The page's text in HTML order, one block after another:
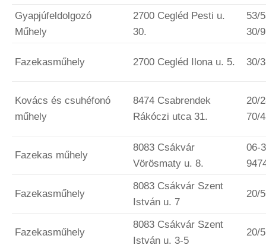
Gyapjúfeldolgozó
Műhely
2700 Cegléd Pesti u.
30.
53/
30/
Fazekasműhely 2700 Cegléd Ilona u. 5. 30/
Kovács és csuhéfonó
műhely
8474 Csabrendek
Rákóczi utca 31.
20/
70/
Fazekas műhely
8083 Csákvár
Vörösmaty u. 8.
06-
Fazekasműhely
8083 Csákvár Szent
István u. 7
20/
Fazekasműhely
8083 Csákvár Szent
István u. 3-5
20/